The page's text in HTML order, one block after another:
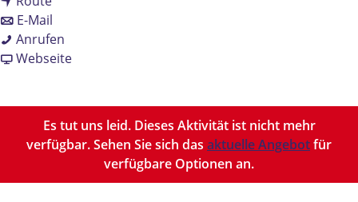
i
s
4
E-Mail
i
s
P
Anrufen
0
Webseitea
U
P
Es tut uns leid. Dieses Aktivität ist nicht mehr
verfügbar. Sehen Sie sich das aktuelle Angebotfür
verfügbare Optionen an.